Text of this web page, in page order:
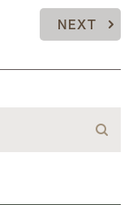
NEXT